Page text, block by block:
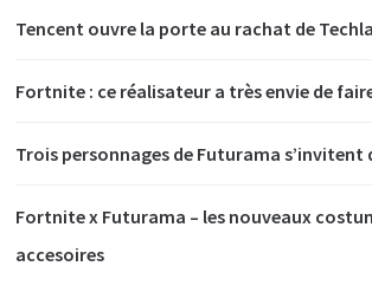
Tencent ouvre la porte au rachat de
Fortnite : ce réalisateur a très envie de
Trois personnages de Futurama
Fortnite x Futurama – les nouveaux
accesoires